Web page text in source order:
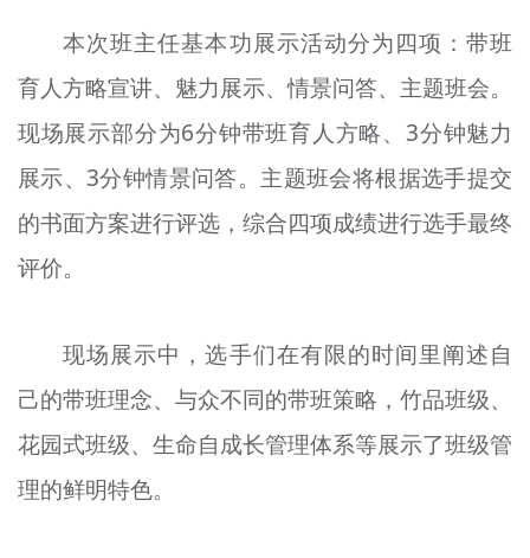
本次班主任基本功展示活动分为四项：带班
育人方略宣讲、魅力展示、情景问答、主题班会。
现场展示部分为6分钟带班育人方略、3分钟魅力
展示、3分钟情景问答。主题班会将根据选手提交
的书面方案进行评选，综合四项成绩进行选手最终
评价。
现场展示中，选手们在有限的时间里阐述自
己的带班理念、与众不同的带班策略，竹品班级、
花园式班级、生命自成长管理体系等展示了班级管
理的鲜明特色。